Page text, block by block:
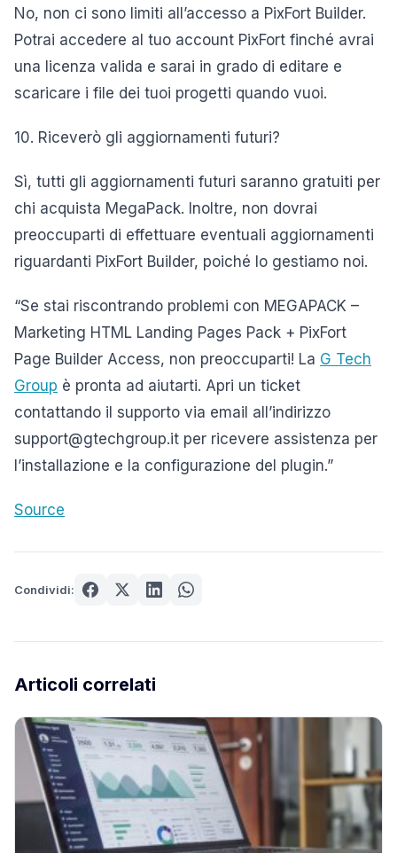
No, non ci sono limiti all’accesso a PixFort Builder.
Potrai accedere al tuo account PixFort finché avrai
una licenza valida e sarai in grado di editare e
scaricare i file dei tuoi progetti quando vuoi.
10. Riceverò gli aggiornamenti futuri?
Sì, tutti gli aggiornamenti futuri saranno gratuiti per
chi acquista MegaPack. Inoltre, non dovrai
preoccuparti di effettuare eventuali aggiornamenti
riguardanti PixFort Builder, poiché lo gestiamo noi.
“Se stai riscontrando problemi con MEGAPACK –
Marketing HTML Landing Pages Pack + PixFort
Page Builder Access, non preoccuparti! La G Tech
Group è pronta ad aiutarti. Apri un ticket
contattando il supporto via email all’indirizzo
support@gtechgroup.it per ricevere assistenza per
l’installazione e la configurazione del plugin.”
Source
Condividi:
Articoli correlati